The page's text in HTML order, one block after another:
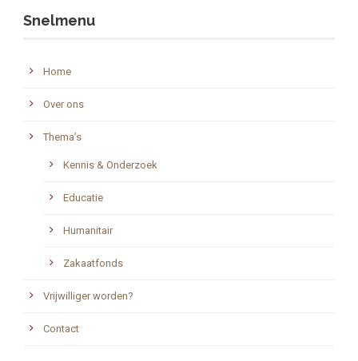
Snelmenu
Home
Over ons
Thema’s
Kennis & Onderzoek
Educatie
Humanitair
Zakaatfonds
Vrijwilliger worden?
Contact